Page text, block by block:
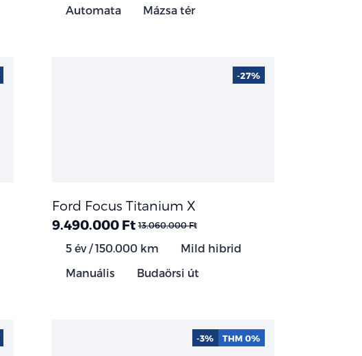
Automata
Mázsa tér
Ford Focus Titanium X
9.490.000 Ft 13.060.000 Ft
5 év / 150.000 km
Mild hibrid
Manuális
Budaörsi út
-27%
-3% THM 0%